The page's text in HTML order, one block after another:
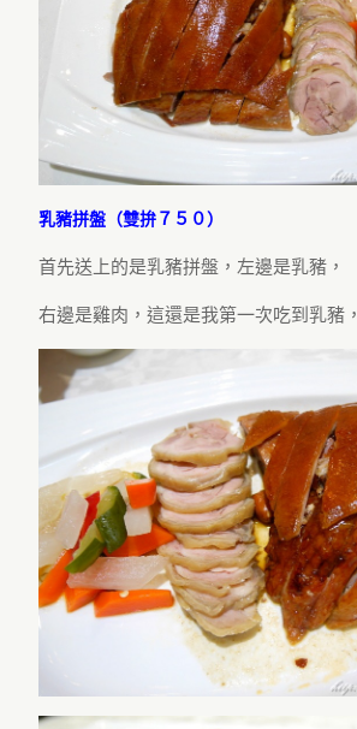
乳豬拼盤（雙拚７５０）
首先送上的是乳豬拼盤，左邊是乳豬，
右邊是雞肉，這還是我第一次吃到乳豬，